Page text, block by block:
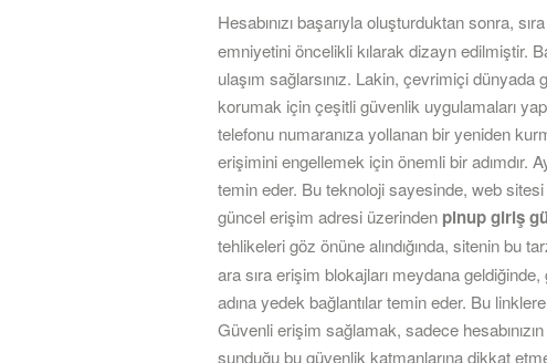
Hesabınızı başarıyla oluşturduktan sonra,
emniyetini öncelikli kılarak dizayn edilmiştir.
ulaşım sağlarsınız. Lakin, çevrimiçi
korumak için çeşitli güvenlik uygulamaları
telefonu numaranıza yollanan bir yeniden
erişimini engellemek için önemli bir adımdır.
temin eder. Bu teknoloji sayesinde, web sitesi
güncel erişim adresi üzerinden pinup giriş
tehlikeleri göz önüne alındığında, sitenin bu
ara sıra erişim blokajları meydana
adına yedek bağlantılar temin eder. Bu
Güvenli erişim sağlamak, sadece
sunduğu bu güvenlik katmanlarına dikkat